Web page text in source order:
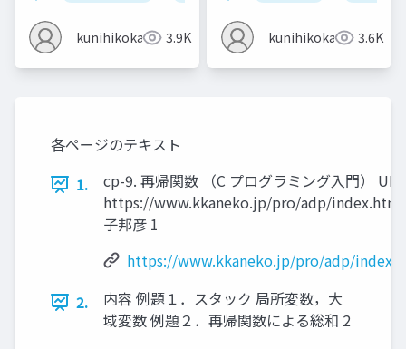
kunihikokaneko3.9K kunihikokaneko3.6K
各ページのテキスト
1.
cp-9. 再帰関数 （C プログラミング入門）
https://www.kkaneko.jp/pro/adp/
子邦彦 1
https://www.kkaneko.jp/pro/adp/
2.
内容 例題１．スタック 局所変数，大
域変数 例題２．再帰関数による総和 2